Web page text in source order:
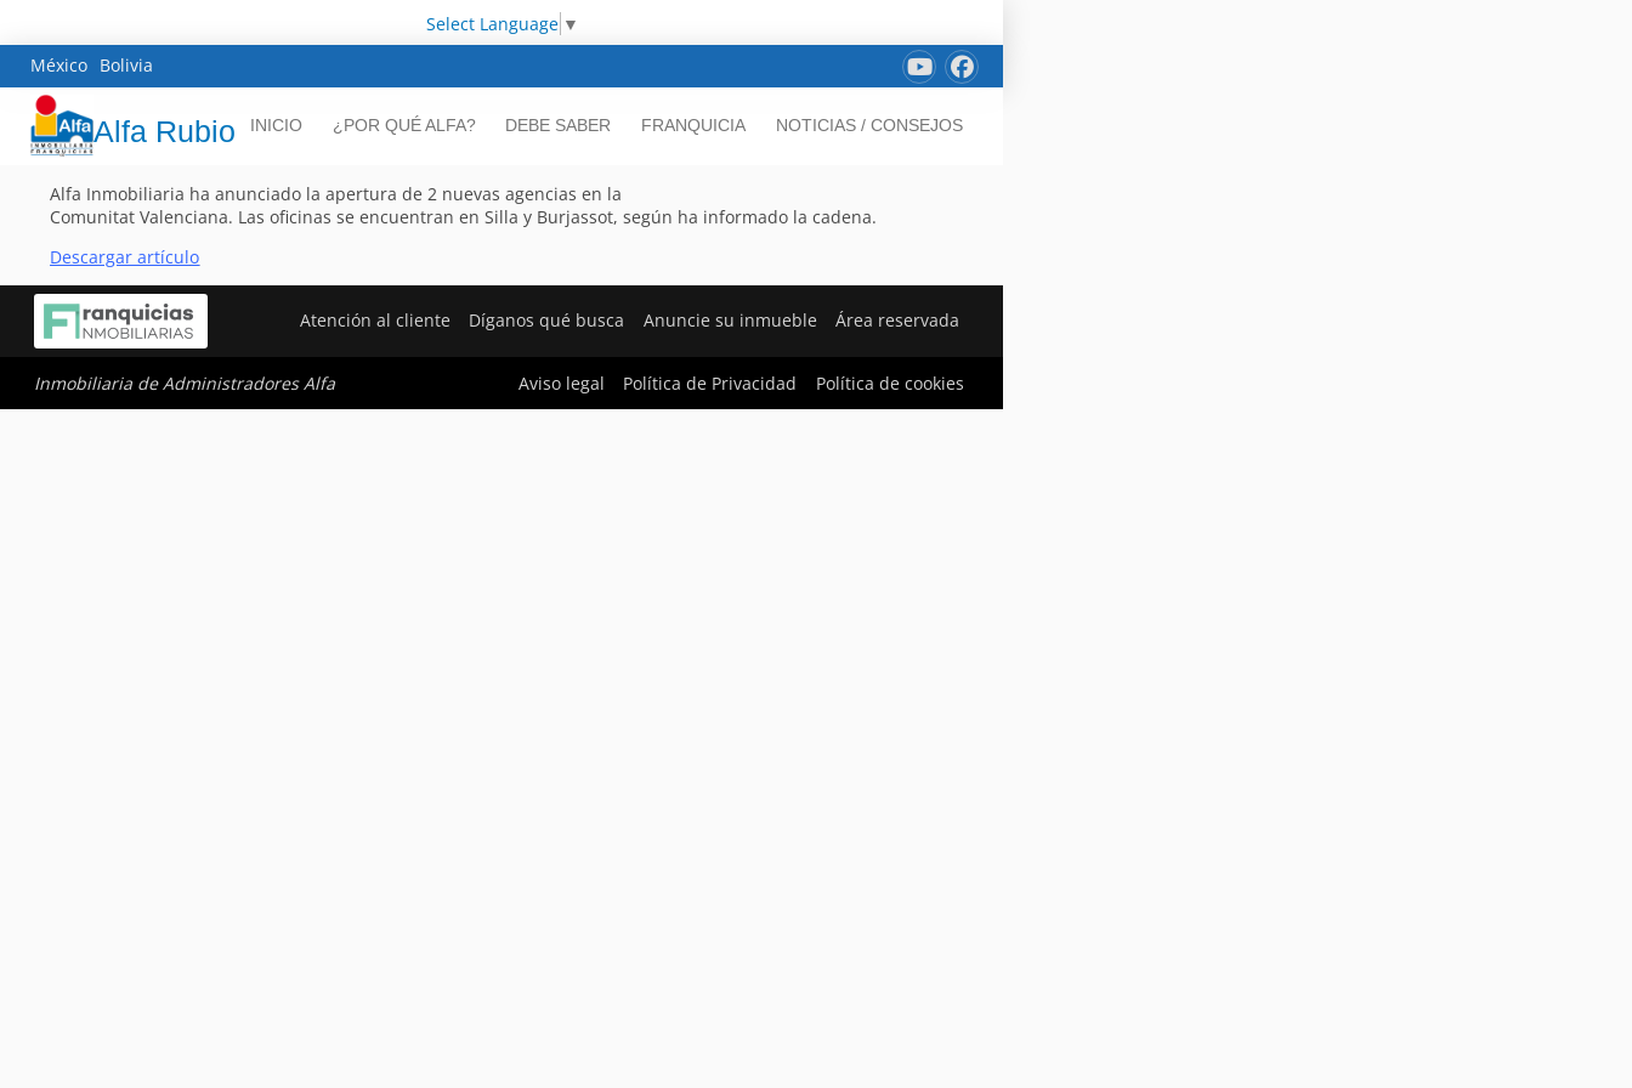
Select Language ▼
México Bolivia
Alfa Rubio INICIO ¿POR QUÉ ALFA? DEBE SABER FRANQUICIA NOTICIAS / CONSEJOS
Alfa Inmobiliaria ha anunciado la apertura de 2 nuevas agencias en la
Comunitat Valenciana. Las oficinas se encuentran en Silla y Burjassot, según ha informado la cadena.
Descargar artículo
Atención al cliente Díganos qué busca Anuncie su inmueble Área reservada
Inmobiliaria de Administradores Alfa Aviso legal Política de Privacidad Política de cookies